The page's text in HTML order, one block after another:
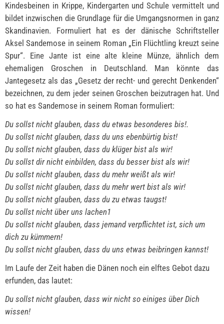
Kindesbeinen in Krippe, Kindergarten und Schule vermittelt und
bildet inzwischen die Grundlage für die Umgangsnormen in ganz
Skandinavien. Formuliert hat es der dänische Schriftsteller
Aksel Sandemose in seinem Roman „Ein Flüchtling kreuzt seine
Spur“. Eine Jante ist eine alte kleine Münze, ähnlich dem
ehemaligen Groschen in Deutschland. Man könnte das
Jantegesetz als das „Gesetz der recht- und gerecht Denkenden“
bezeichnen, zu dem jeder seinen Groschen beizutragen hat. Und
so hat es Sandemose in seinem Roman formuliert:
Du sollst nicht glauben, dass du etwas besonderes bis!.
Du sollst nicht glauben, dass du uns ebenbürtig bist!
Du sollst nicht glauben, dass du klüger bist als wir!
Du sollst dir nicht einbilden, dass du besser bist als wir!
Du sollst nicht glauben, dass du mehr weißt als wir!
Du sollst nicht glauben, dass du mehr wert bist als wir!
Du sollst nicht glauben, dass du zu etwas taugst!
Du sollst nicht über uns lachen1
Du sollst nicht glauben, dass jemand verpflichtet ist, sich um
dich zu kümmern!
Du sollst nicht glauben, dass du uns etwas beibringen kannst!
Im Laufe der Zeit haben die Dänen noch ein elftes Gebot dazu
erfunden, das lautet:
Du sollst nicht glauben, dass wir nicht so einiges über Dich
wissen!